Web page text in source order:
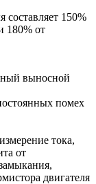
составляет 150%
180% от
выносной
помех
тока,
от
двигателя